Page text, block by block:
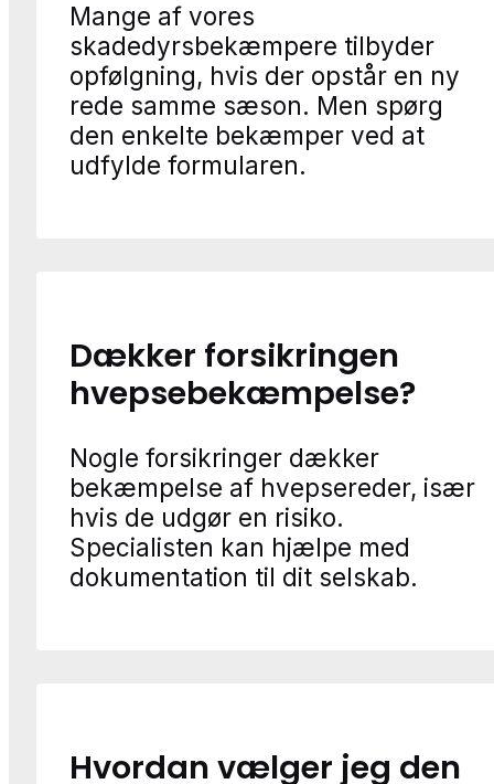
Mange af vores
skadedyrsbekæmpere tilbyder
opfølgning, hvis der opstår en ny
rede samme sæson. Men spørg
den enkelte bekæmper ved at
udfylde formularen.
Dækker forsikringen
hvepsebekæmpelse?
Nogle forsikringer dækker
bekæmpelse af hvepsereder, især
hvis de udgør en risiko.
Specialisten kan hjælpe med
dokumentation til dit selskab.
Hvordan vælger jeg den